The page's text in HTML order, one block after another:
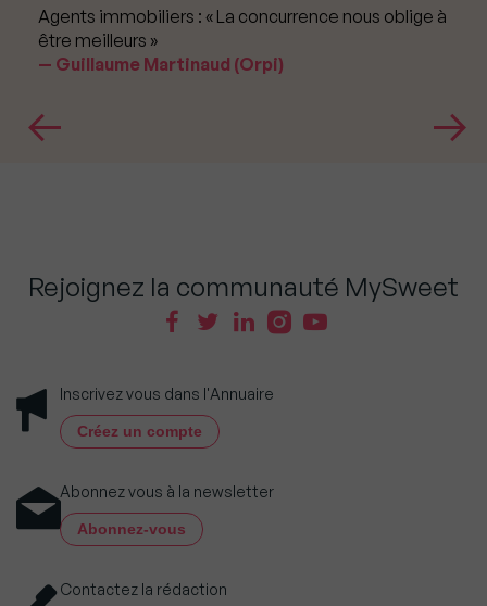
Agents immobiliers : « La concurrence nous oblige à
être meilleurs »
Guillaume Martinaud (Orpi)
Rejoignez la communauté MySweet
Inscrivez vous dans l'Annuaire
Créez un compte
Abonnez vous à la newsletter
Abonnez-vous
Contactez la rédaction